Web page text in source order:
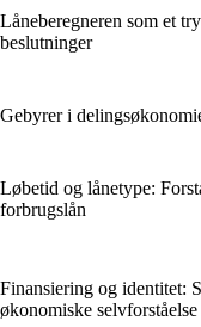
Låneberegneren som et
beslutninger
Gebyrer i
Løbetid og lånetype:
forbrugslån
Finansiering og identitet:
økonomiske selvforståelse